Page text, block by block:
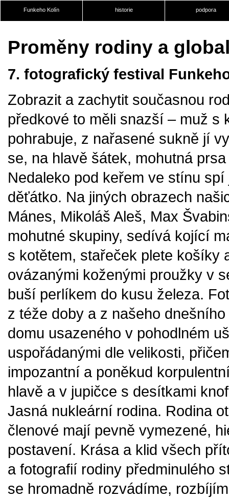
Funkeho Kolín historie podpora
Proměny rodiny a
7. fotografický festival
Zobrazit a zachytit současnou
předkové to měli snazší – muž s
pohrabuje, z nařasené sukně jí
se, na hlavě šátek, mohutná
Nedaleko pod keřem ve stínu
děťátko. Na jiných obrazech
Mánes, Mikoláš Aleš, Max
mohutné skupiny, sedívá kojící
s kotětem, stařeček plete košíky
ovázanými koženými proužky v
buší perlíkem do kusu železa.
z téže doby a z našeho
domu usazeného v pohodlném
uspořádanými dle velikosti,
impozantní a poněkud
hlavě a v jupičce s desítkami
Jasná nukleární rodina. Rodina
členové mají pevně vymezené,
postavení. Krása a klid všech
a fotografií rodiny předminulého
se hromadně rozvádíme,